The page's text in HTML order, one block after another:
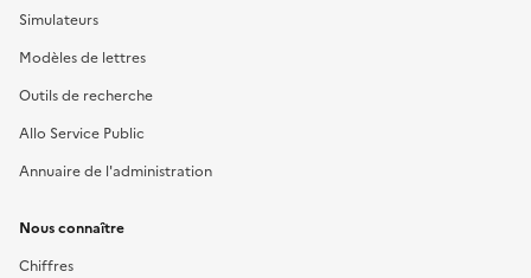
Simulateurs
Modèles de lettres
Outils de recherche
Allo Service Public
Annuaire de l'administration
Nous connaître
Chiffres